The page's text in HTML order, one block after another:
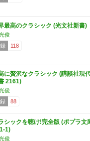
最高のクラシック (光文社新書)
俊
118
に贅沢なクラシック (講談社現
2161)
俊
88
シックを聴け!完全版 (ポプラ文
1)
俊